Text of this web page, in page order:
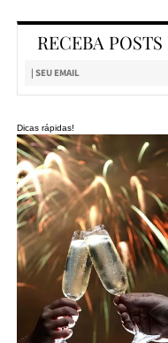
RECEBA
Dicas rápidas!